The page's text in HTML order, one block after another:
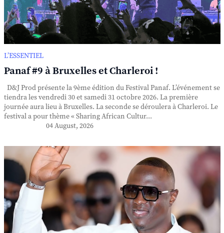
L’ESSENTIEL
Panaf #9 à Bruxelles et Charleroi !
D&J Prod présente la 9ème édition du Festival Panaf. L’événement se
tiendra les vendredi 30 et samedi 31 octobre 2026. La première
journée aura lieu à Bruxelles. La seconde se déroulera à Charleroi. Le
festival a pour thème « Sharing African Cultur...
04 August, 2026